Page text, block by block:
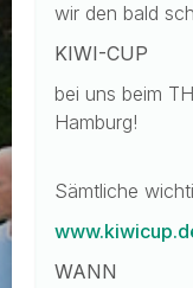
wir den bald
KIWI-CUP
bei uns beim
Hamburg!
Sämtliche
WANN